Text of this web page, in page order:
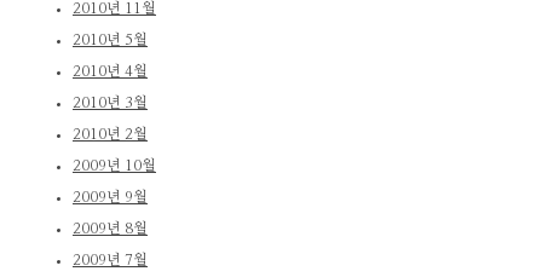
2010년 11월
2010년 5월
2010년 4월
2010년 3월
2010년 2월
2009년 10월
2009년 9월
2009년 8월
2009년 7월